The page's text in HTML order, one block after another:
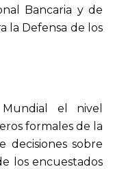
Bancaria y de
la Defensa de los
el nivel
formales de la
decisiones sobre
los encuestados